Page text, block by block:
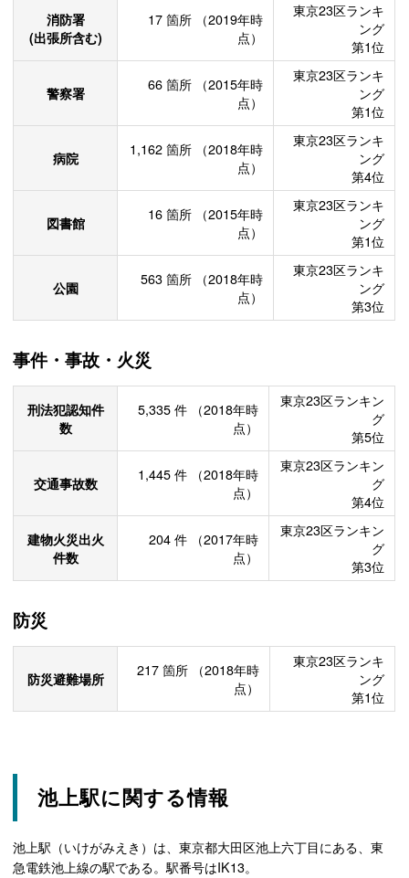
消防署
(出張所含む)
17 箇所
（2019年時
点）
東京23区ランキ
ング
第1位
警察署 66 箇所
（2015年時
点）
東京23区ランキ
ング
第1位
病院 1,162 箇所
（2018年時
点）
東京23区ランキ
ング
第4位
図書館 16 箇所
（2015年時
点）
東京23区ランキ
ング
第1位
公園 563 箇所
（2018年時
点）
東京23区ランキ
ング
第3位
事件・事故・火災
刑法犯認知件
数
5,335 件
（2018年時
点）
東京23区ランキン
グ
第5位
交通事故数 1,445 件
（2018年時
点）
東京23区ランキン
グ
第4位
建物火災出火
件数
204 件
（2017年時
点）
東京23区ランキン
グ
第3位
防災
防災避難場所 217 箇所
（2018年時
点）
東京23区ランキ
ング
第1位
池上駅に関する情報
池上駅（いけがみえき）は、東京都大田区池上六丁目にある、東
急電鉄池上線の駅である。駅番号はIK13。